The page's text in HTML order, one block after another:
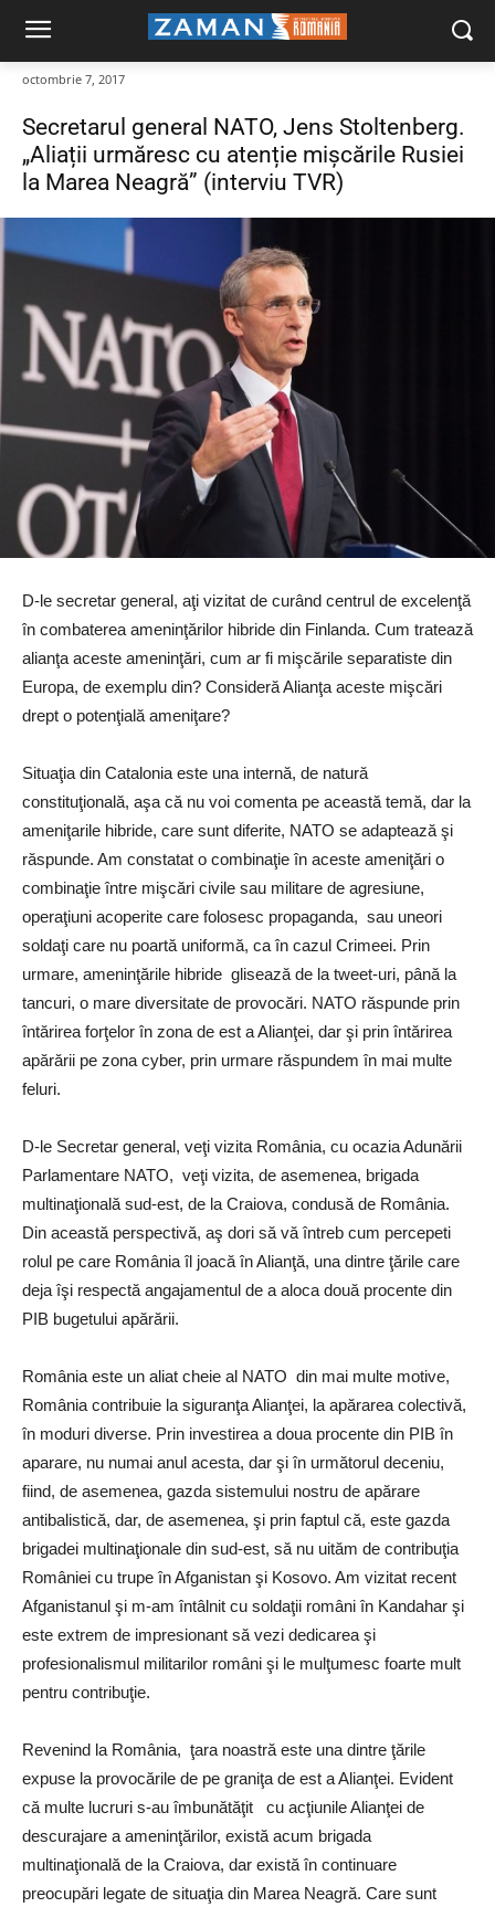
octombrie 7, 2017
Secretarul general NATO, Jens Stoltenberg.
„Aliații urmăresc cu atenție mișcările Rusiei
la Marea Neagră” (interviu TVR)
D-le secretar general, aţi vizitat de curând centrul de excelenţă
în combaterea ameninţărilor hibride din Finlanda. Cum tratează
alianţa aceste ameninţări, cum ar fi mişcările separatiste din
Europa, de exemplu din? Consideră Alianţa aceste mişcări
drept o potenţială ameniţare?
Situaţia din Catalonia este una internă, de natură
constituţională, aşa că nu voi comenta pe această temă, dar la
ameniţarile hibride, care sunt diferite, NATO se adaptează şi
răspunde. Am constatat o combinaţie în aceste ameniţări o
combinaţie între mişcări civile sau militare de agresiune,
operaţiuni acoperite care folosesc propaganda, sau uneori
soldaţi care nu poartă uniformă, ca în cazul Crimeei. Prin
urmare, ameninţările hibride glisează de la tweet-uri, până la
tancuri, o mare diversitate de provocări. NATO răspunde prin
întărirea forţelor în zona de est a Alianţei, dar şi prin întărirea
apărării pe zona cyber, prin urmare răspundem în mai multe
feluri.
D-le Secretar general, veţi vizita România, cu ocazia Adunării
Parlamentare NATO, veţi vizita, de asemenea, brigada
multinaţională sud-est, de la Craiova, condusă de România.
Din această perspectivă, aş dori să vă întreb cum percepeti
rolul pe care România îl joacă în Alianţă, una dintre ţările care
deja îşi respectă angajamentul de a aloca două procente din
PIB bugetului apărării.
România este un aliat cheie al NATO din mai multe motive,
România contribuie la siguranţa Alianţei, la apărarea colectivă,
în moduri diverse. Prin investirea a doua procente din PIB în
aparare, nu numai anul acesta, dar şi în următorul deceniu,
fiind, de asemenea, gazda sistemului nostru de apărare
antibalistică, dar, de asemenea, şi prin faptul că, este gazda
brigadei multinaţionale din sud-est, să nu uităm de contribuţia
României cu trupe în Afganistan şi Kosovo. Am vizitat recent
Afganistanul şi m-am întâlnit cu soldaţii români în Kandahar şi
este extrem de impresionant să vezi dedicarea şi
profesionalismul militarilor români şi le mulţumesc foarte mult
pentru contribuţie.
Revenind la România, ţara noastră este una dintre ţările
expuse la provocările de pe graniţa de est a Alianţei. Evident
că multe lucruri s-au îmbunătăţit cu acţiunile Alianţei de
descurajare a ameninţărilor, există acum brigada
multinaţională de la Craiova, dar există în continuare
preocupări legate de situaţia din Marea Neagră. Care sunt